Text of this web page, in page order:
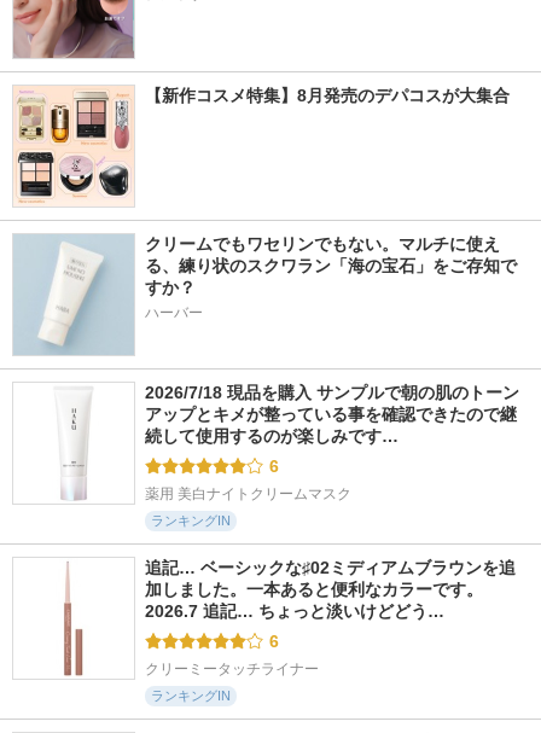
【新作コスメ特集】8月発売のデパコスが大集合
クリームでもワセリンでもない。マルチに使え
る、練り状のスクワラン「海の宝石」をご存知で
すか？
ハーバー
2026/7/18 現品を購入 サンプルで朝の肌のトーン
アップとキメが整っている事を確認できたので継
続して使用するのが楽しみです…
6
薬用 美白ナイトクリームマスク
ランキングIN
追記… ベーシックな♯02ミディアムブラウンを追
加しました。一本あると便利なカラーです。
2026.7 追記… ちょっと淡いけどどう…
6
クリーミータッチライナー
ランキングIN